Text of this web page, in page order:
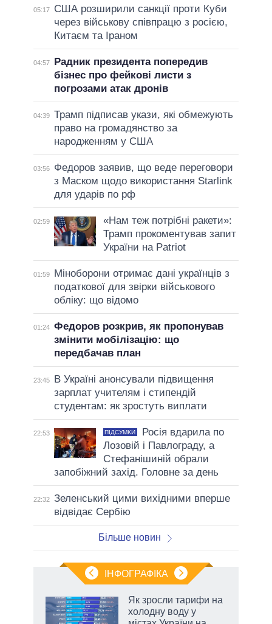
05:17
США розширили санкції проти Куби
через військову співпрацю з росією,
Китаєм та Іраном
04:57
Радник президента попередив
бізнес про фейкові листи з
погрозами атак дронів
04:39 Трамп підписав укази, які обмежують
право на громадянство за
народженням у США
03:56
Федоров заявив, що веде переговори
з Маском щодо використання Starlink
для ударів по рф
02:59
«Нам теж потрібні ракети»:
Трамп прокоментував запит
України на Patriot
01:59
Міноборони отримає дані українців з
податкової для звірки військового
обліку: що відомо
01:24 Федоров розкрив, як пропонував
змінити мобілізацію: що
передбачав план
23:45
В Україні анонсували підвищення
зарплат учителям і стипендій
студентам: як зростуть виплати
22:53 ПІДСУМКИ
Росія вдарила по
Лозовій і Павлограду, а
Стефанішиній обрали
запобіжний захід. Головне за день
22:32 Зеленський цими вихідними вперше
відвідає Сербію
Більше новин
ІНФОГРАФІКА
Як зросли тарифи на
холодну воду у